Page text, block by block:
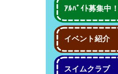
ｱﾙﾊﾞｲﾄ募集中！
イベント紹介
スイムクラブ